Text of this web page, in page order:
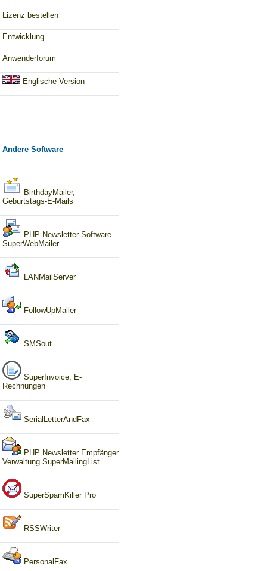
Lizenz bestellen
Entwicklung
Anwenderforum
Englische Version
Andere Software
BirthdayMailer,
Geburtstags-E-Mails
PHP Newsletter Software
SuperWebMailer
LANMailServer
FollowUpMailer
SMSout
SuperInvoice, E-
Rechnungen
SerialLetterAndFax
PHP Newsletter Empfänger
Verwaltung SuperMailingList
SuperSpamKiller Pro
RSSWriter
PersonalFax